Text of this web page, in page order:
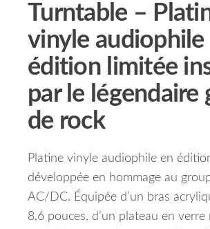
Turntable –
vinyle audiophile
édition limitée
par le légendaire
de rock
Platine vinyle audiophile en
développée en hommage au
AC/DC. Équipée d’un bras
8,6 pouces, d’un plateau en